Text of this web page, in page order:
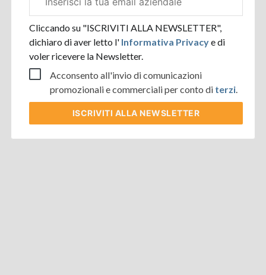
aziendale
Cliccando su "ISCRIVITI ALLA NEWSLETTER",
dichiaro di aver letto l' Informativa Privacye di
voler ricevere la Newsletter.
Acconsento all'invio di comunicazioni
promozionali e commerciali per conto di terzi.
ISCRIVITI ALLA NEWSLETTER